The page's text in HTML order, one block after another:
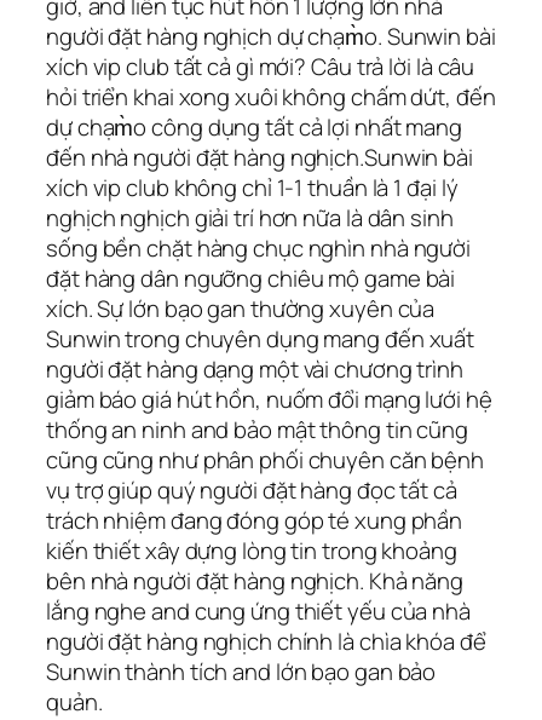
người đặt hàng nghịch dự chạm̀o. Sunwin bài
xích vip club tất cả gì mới? Câu trả lời là câu
hỏi triển khai xong xuôi không chấm dứt, đến
dự chạm̀o công dụng tất cả lợi nhất mang
đến nhà người đặt hàng nghịch.Sunwin bài
xích vip club không chỉ 1-1 thuần là 1 đại lý
nghịch nghịch giải trí hơn nữa là dân sinh
sống bền chặt hàng chục nghìn nhà người
đặt hàng dân ngưỡng chiêu mộ game bài
xích. Sự lớn bạo gan thường xuyên của
Sunwin trong chuyên dụng mang đến xuất
người đặt hàng dạng một vài chương trình
giảm báo giá hút hồn, nuốm đổi mạng lưới hệ
thống an ninh and bảo mật thông tin cũng
cũng cũng như phân phối chuyên căn bệnh
vụ trợ giúp quý người đặt hàng đọc tất cả
trách nhiệm đang đóng góp té xung phần
kiến thiết xây dựng lòng tin trong khoảng
bên nhà người đặt hàng nghịch. Khả năng
lắng nghe and cung ứng thiết yếu của nhà
người đặt hàng nghịch chính là chìa khóa để
Sunwin thành tích and lớn bạo gan bảo
quản.